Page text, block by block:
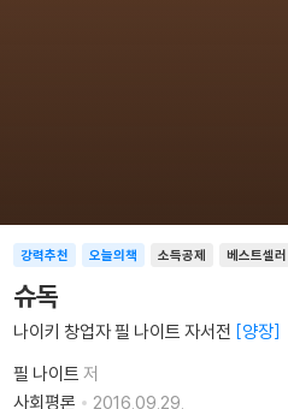
소득공제 베스트셀러
강력추천 오늘의책
슈독
나이키 창업자 필 나이트 자서전 양장
필 나이트 저
사회평론
2016.09.29.